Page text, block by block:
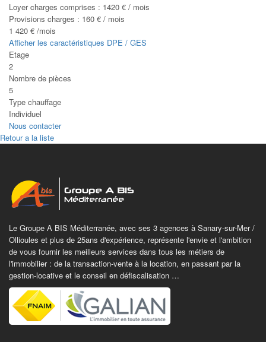
Loyer charges comprises : 1420 € / mois
Provisions charges : 160 € / mois
1 420 € /mois
Afficher les caractéristiques DPE / GES
Etage
2
Nombre de pièces
5
Type chauffage
Individuel
Nous contacter
Retour a la liste
Le Groupe A BIS Méditerranée, avec ses 3 agences à Sanary-sur-Mer /
Ollioules et plus de 25ans d'expérience, représente l'envie et l'ambition
de vous fournir les meilleurs services dans tous les métiers de
l'immobilier : de la transaction-vente à la location, en passant par la
gestion-locative et le conseil en défiscalisation …